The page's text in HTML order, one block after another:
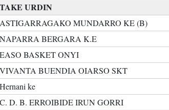
TAKE URDIN
ASTIGARRAGAKO MUNDARRO KE (B)
NAPARRA BERGARA K.E
EASO BASKET ONYI
VIVANTA BUENDIA OIARSO SKT
Hernani ke
C. D. B. ERROIBIDE IRUN GORRI